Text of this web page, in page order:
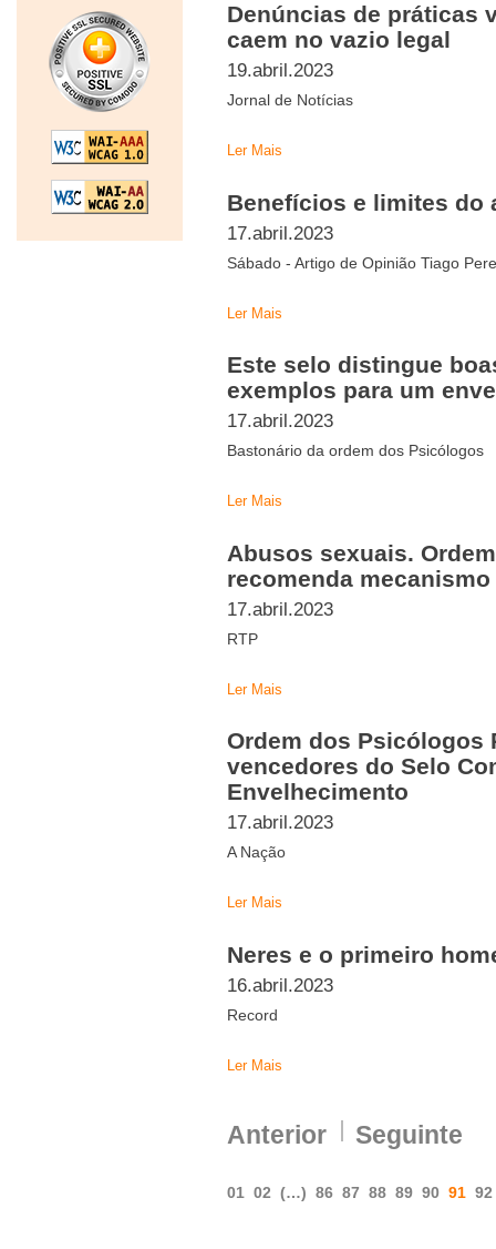
Denúncias de práticas
caem no vazio legal
19.abril.2023
Jornal de Notícias
Ler Mais
Benefícios e limites do
17.abril.2023
Sábado - Artigo de Opinião Tiago
Ler Mais
Este selo distingue
exemplos para um
17.abril.2023
Bastonário da ordem dos Psicólogos
Ler Mais
Abusos sexuais.
recomenda
17.abril.2023
RTP
Ler Mais
Ordem dos Psicólogos
vencedores do Selo
Envelhecimento
17.abril.2023
A Nação
Ler Mais
Neres e o primeiro
16.abril.2023
Record
Ler Mais
Anterior Seguinte
01 02 (…) 86 87 88 89 90 91 92